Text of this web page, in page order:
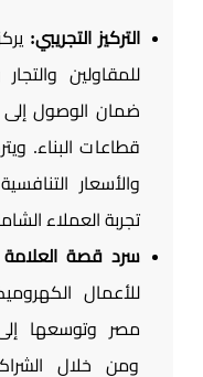
التركيز التجريبي:
للمقاولين
ضمان الوصول إلى
قطاعات البناء.
والأسعار
تجربة العملاء
سرد قصة العلامة
للأعمال
مصر وتوسعها
ومن خلال